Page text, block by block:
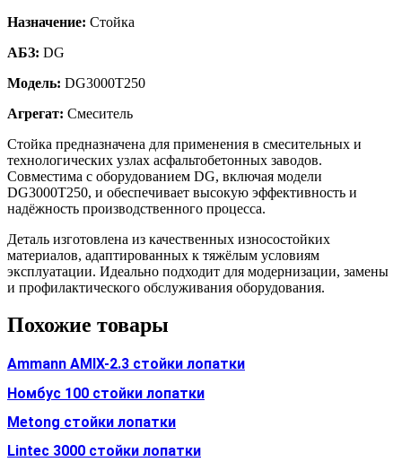
Назначение: Стойка
АБЗ: DG
Модель: DG3000T250
Агрегат: Смеситель
Стойка предназначена для применения в смесительных и
технологических узлах асфальтобетонных заводов.
Совместима с оборудованием DG, включая модели
DG3000T250, и обеспечивает высокую эффективность и
надёжность производственного процесса.
Деталь изготовлена из качественных износостойких
материалов, адаптированных к тяжёлым условиям
эксплуатации. Идеально подходит для модернизации, замены
и профилактического обслуживания оборудования.
Похожие товары
Ammann AMIX-2.3 стойки лопатки
Номбус 100 стойки лопатки
Metong стойки лопатки
Lintec 3000 стойки лопатки